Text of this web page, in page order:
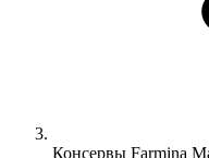
Консервы Farmina